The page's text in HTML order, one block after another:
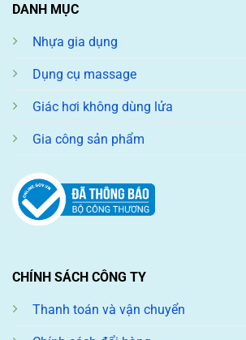
DANH MỤC
Nhựa gia dụng
Dụng cụ massage
Giác hơi không dùng lửa
Gia công sản phẩm
CHÍNH SÁCH CÔNG TY
Thanh toán và vận chuyển